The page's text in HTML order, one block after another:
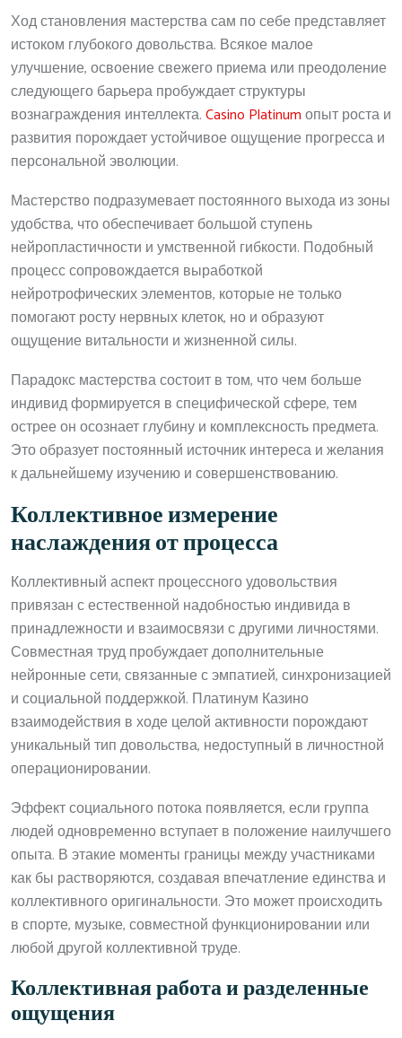
Ход становления мастерства сам по себе представляет
истоком глубокого довольства. Всякое малое
улучшение, освоение свежего приема или преодоление
следующего барьера пробуждает структуры
вознаграждения интеллекта.Casino Platinumопыт роста и
развития порождает устойчивое ощущение прогресса и
персональной эволюции.
Мастерство подразумевает постоянного выхода из зоны
удобства, что обеспечивает большой ступень
нейропластичности и умственной гибкости. Подобный
процесс сопровождается выработкой
нейротрофических элементов, которые не только
помогают росту нервных клеток, но и образуют
ощущение витальности и жизненной силы.
Парадокс мастерства состоит в том, что чем больше
индивид формируется в специфической сфере, тем
острее он осознает глубину и комплексность предмета.
Это образует постоянный источник интереса и желания
к дальнейшему изучению и совершенствованию.
Коллективное измерение
наслаждения от процесса
Коллективный аспект процессного удовольствия
привязан с естественной надобностью индивида в
принадлежности и взаимосвязи с другими личностями.
Совместная труд пробуждает дополнительные
нейронные сети, связанные с эмпатией, синхронизацией
и социальной поддержкой. Платинум Казино
взаимодействия в ходе целой активности порождают
уникальный тип довольства, недоступный в личностной
операционировании.
Эффект социального потока появляется, если группа
людей одновременно вступает в положение наилучшего
опыта. В этакие моменты границы между участниками
как бы растворяются, создавая впечатление единства и
коллективного оригинальности. Это может происходить
в спорте, музыке, совместной функционировании или
любой другой коллективной труде.
Коллективная работа и разделенные
ощущения